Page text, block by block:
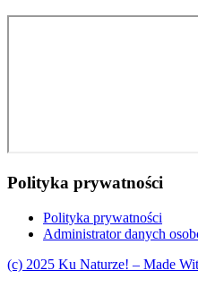
Polityka prywatności
Polityka prywatności
Administrator danych
(c) 2025 Ku Naturze! – Made